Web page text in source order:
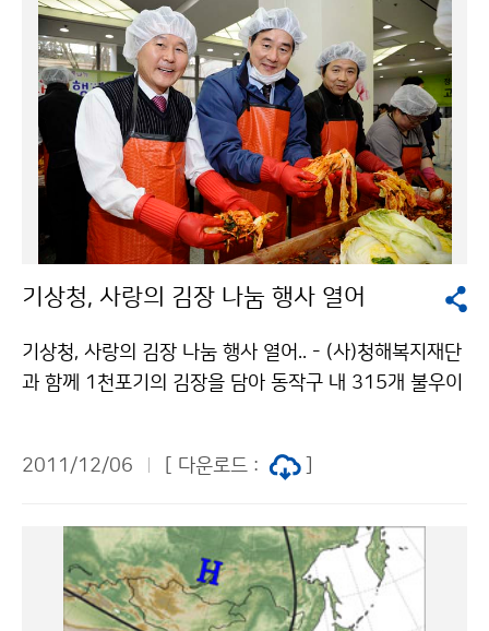
공누리" 출처표시-상업적이용금지 조건에 따라 이용 할
수 있습니다.
으로 핵심정책, 정책관리역량, 국민만족도 등 8개 부문에
대하여 매년 정부업무평가를 실시하고 있습니다. 2011
년도 평가결과 기상청은 전년도에 비해 모든 분야에서 괄
목할 만큼 향상된 성과를 거두었습니다. 이는 최근 5년간
국민만족도를 제외하고 보통 이하의 저조한 평가를 받았
던 기상청이 기상정보의 가치 확산 및 기상기술의 외연 확
대를 통하여 정책을 수행한 결과로 분석하고 있습니다. 특
히, 국방부, 국토해양부, 행정안전부, 기상청 등 4개 부처
용하여 약 1,600억 원의 예산 절감은 물론, 집중호우, 태
고, 한국형 수치예보모델 개발 추진 및 전문인력 확보, 국
내·외 공동연구개발 기반을 구축한 점 등이 인정받았습니
행정 최우수기관 수상 (11.25) 앞으로도 기상청은 사회,
로, 자연재해를 사전에 예측하여 국민의 삶의 질을 높이는
기관으로 거듭나기 위해 더욱 노력하겠습니다. 기상청 이
(가) 창작한 더욱 노력하는 기상청이 되겠습니다. 저작물
기상청, 사랑의 김장 나눔 행사 열어
기상청, 사랑의 김장 나눔 행사 열어.. - (사)청해복지재단
과 함께 1천포기의 김장을 담아 동작구 내 315개 불우이
준)은 (사)청해복지재단과 공동으로 김장철을 맞아 소외
월 5일 오후 기상청 구내식당에서 가졌다. 이번 행사는 지
난 11월 4일 실시한 기상청 아나바다 장터와 일일찻집을
통해 조성된 성금과 기상청 봉사 모임인 단비회, (사)청해
2011/12/06 [ 다운로드 :